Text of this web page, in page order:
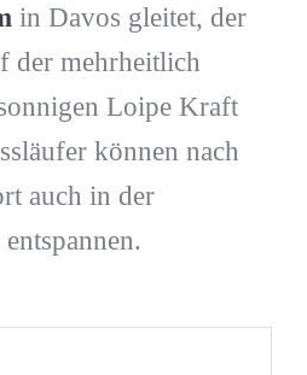
in Davos gleitet, der
der mehrheitlich
Loipe Kraft
können nach
auch in der